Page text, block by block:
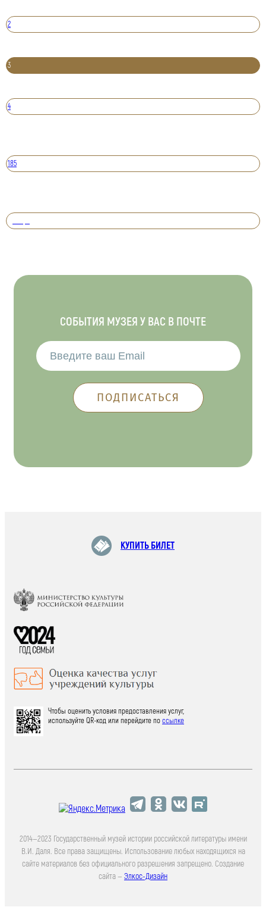
2
3
4
185
СОБЫТИЯ МУЗЕЯ У ВАС В ПОЧТЕ
КУПИТЬ БИЛЕТ
Чтобы оценить условия предоставления услуг,
используйте QR-код или перейдите поссылке
2014—2023 Государственный музей истории российской литературы имени
В.И. Даля. Все права защищены. Использование любых находящихся на
сайте материалов без официального разрешения запрещено. Создание
сайта — Элкос-Дизайн